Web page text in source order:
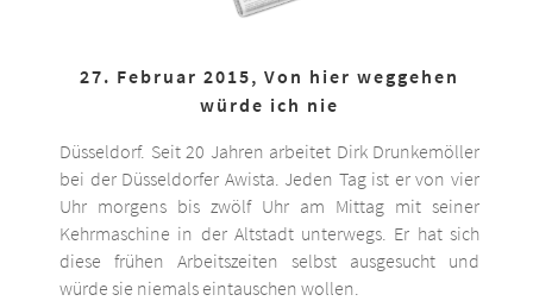
27. Februar 2015, Von hier weggehen
würde ich nie
Düsseldorf. Seit 20 Jahren arbeitet Dirk Drunkemöller
bei der Düsseldorfer Awista. Jeden Tag ist er von vier
Uhr morgens bis zwölf Uhr am Mittag mit seiner
Kehrmaschine in der Altstadt unterwegs. Er hat sich
diese frühen Arbeitszeiten selbst ausgesucht und
würde sie niemals eintauschen wollen.